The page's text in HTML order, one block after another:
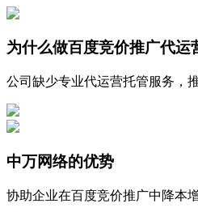
为什么做百度竞价推广代运
公司缺少专业代运营托管服务，
中万网络的优势
协助企业在百度竞价推广中降本